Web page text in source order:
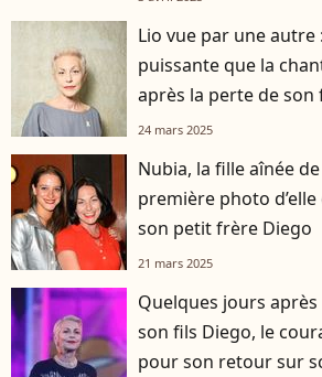
Lio vue par une
puissante que la
après la perte de son
24 mars 2025
Nubia, la fille aînée
première photo
son petit frère Diego
21 mars 2025
Quelques jours
son fils Diego, le
pour son retour sur